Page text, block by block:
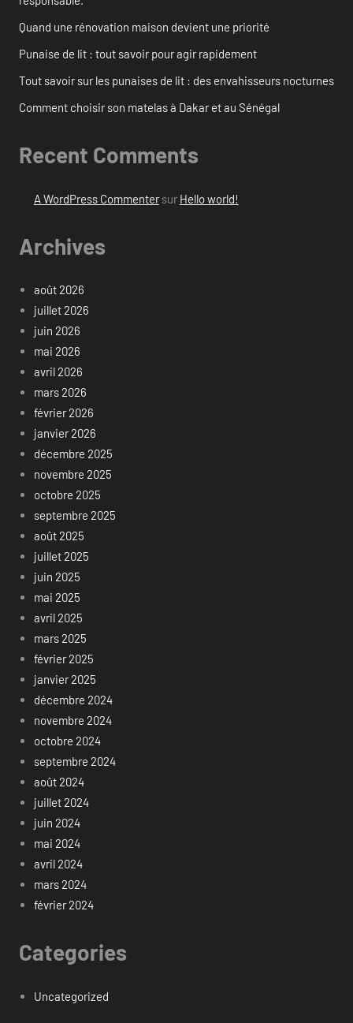
Quand une rénovation maison devient une priorité
Punaise de lit : tout savoir pour agir rapidement
Tout savoir sur les punaises de lit : des envahisseurs nocturnes
Comment choisir son matelas à Dakar et au Sénégal
Recent Comments
A WordPress Commentersur Hello world!
Archives
août 2026
juillet 2026
juin 2026
mai 2026
avril 2026
mars 2026
février 2026
janvier 2026
décembre 2025
novembre 2025
octobre 2025
septembre 2025
août 2025
juillet 2025
juin 2025
mai 2025
avril 2025
mars 2025
février 2025
janvier 2025
décembre 2024
novembre 2024
octobre 2024
septembre 2024
août 2024
juillet 2024
juin 2024
mai 2024
avril 2024
mars 2024
février 2024
Categories
Uncategorized